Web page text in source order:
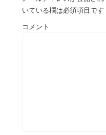
いている欄は必須項目です
コメント